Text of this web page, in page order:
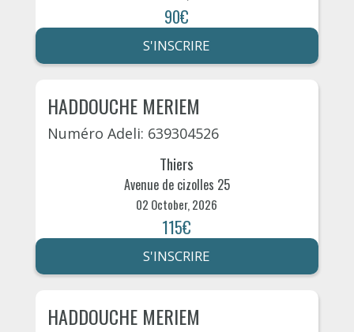
90€
S'INSCRIRE
HADDOUCHE MERIEM
Numéro Adeli: 639304526
Thiers
Avenue de cizolles 25
02 October, 2026
115€
S'INSCRIRE
HADDOUCHE MERIEM